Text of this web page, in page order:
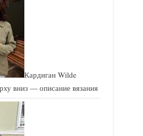
Кардиган Wilde
вниз — описание вязания